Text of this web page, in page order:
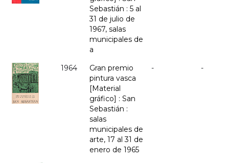
Sebastián : 5 al
31 de julio de
1967, salas
municipales de
a
1964
Gran premio
pintura vasca
[Material
gráfico] : San
Sebastián :
salas
municipales de
arte, 17 al 31 de
enero de 1965
- -